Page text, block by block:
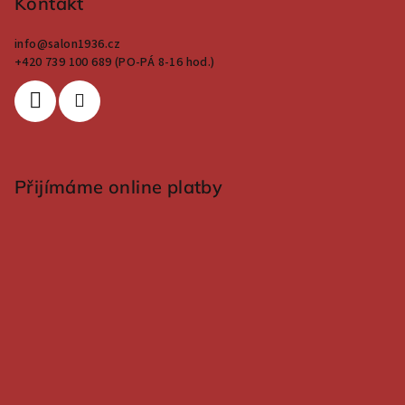
info@salon1936.cz
+420 739 100 689 (PO-PÁ 8-16 hod.)
Přijímáme online platby